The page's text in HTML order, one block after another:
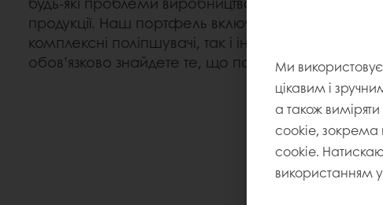
продукції. Наш портфель включає як
комплексні поліпшувачі, так і індивідуальні
обов’язково знайдете те, що потрібно саме вам.
Ми
цікавим і
а також
cookie, зокрема
cookie.
використанням